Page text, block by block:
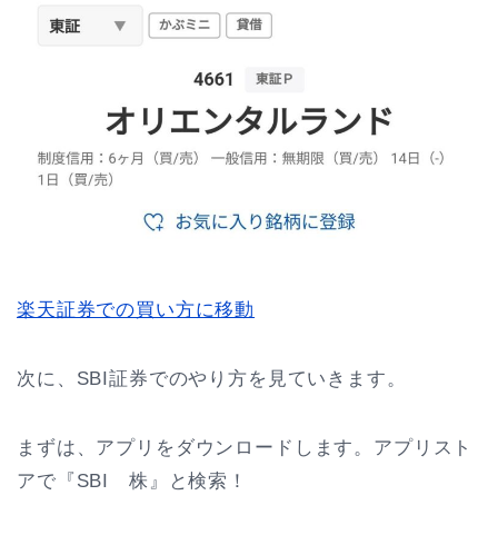
楽天証券での買い方に移動
次に、SBI証券でのやり方を見ていきます。
まずは、アプリをダウンロードします。アプリスト
アで『SBI 株』と検索！